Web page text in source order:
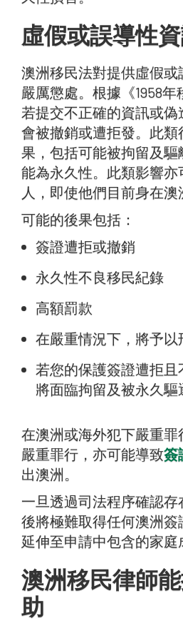
虛假或誤導性
澳洲移民法對提供虛假或
嚴厲懲處。根據《1958年
若提交不正確的資訊或
會被撤銷或遭拒發。此
果，包括可能被拘留及
能為永久性。此類影響亦
人，即使他們目前身在澳
可能的後果包括：
簽證遭拒或撤銷
永久性不良移民紀錄
高額罰款
在嚴重情況下，將予以
若您的保護簽證遭拒且
將面臨拘留及被永久驅
在澳洲或海外犯下嚴重
嚴重罪行，亦可能導致簽
出澳洲。
一旦透過司法程序確認存
後將極難取得任何澳洲
延伸至申請中包含的家庭
澳洲移民律師
助